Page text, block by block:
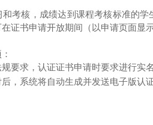
考核，成绩达到课程考核标准的
证书申请开放期间（以申请页面显
要求，认证证书申请时要求进行实
，系统将自动生成并发送电子版认证